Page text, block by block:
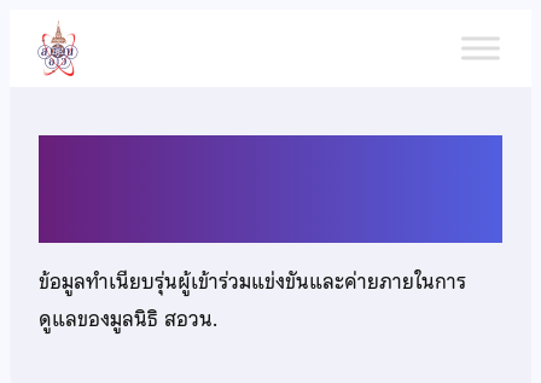
เนื้อหา
ข้อมูลทำเนียบรุ่นผู้เข้าร่วมแข่งขันและค่ายภายในการ
ดูแลของมูลนิธิ สอวน.